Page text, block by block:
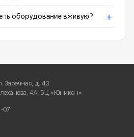
оборудование вживую? +
Заречная, д. 43
4А, БЦ «Юникон»
07